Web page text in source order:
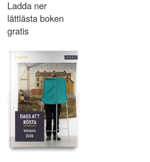
Ladda ner
lättlästa boken
gratis